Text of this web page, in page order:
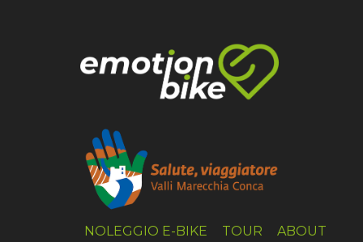
NOLEGGIO E-BIKE TOUR ABOUT